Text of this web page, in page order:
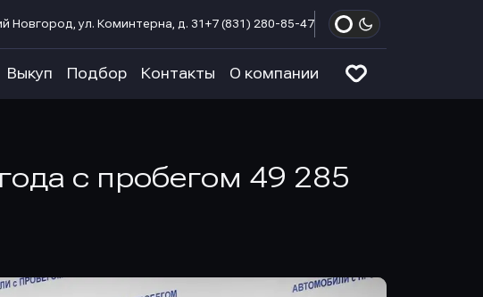
Новгород, ул. Коминтерна, д. 31 +7 (831) 280-85-47
Выкуп Подбор Контакты О компании
с пробегом 49 285